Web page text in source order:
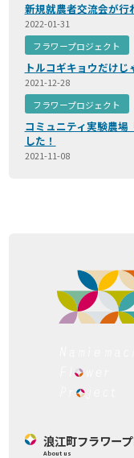
新規就農者交流会が行
2022-01-31
フラワープロジェクト
トルコギキョウだけじ
2021-12-28
フラワープロジェクト
コミュニティ実験農場
した！
2021-11-08
浪江町フラワー
About us